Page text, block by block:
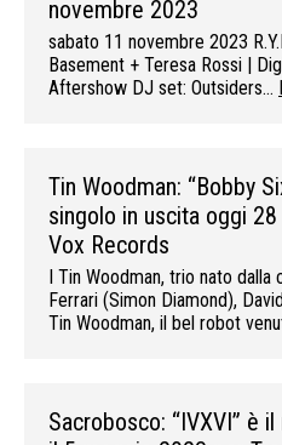
novembre 2023
sabato 11 novembre 2023
Basement + Teresa Rossi |
Aftershow DJ set: Outsiders…
Tin Woodman: “Bobby
singolo in uscita oggi
Vox Records
I Tin Woodman, trio nato
Ferrari (Simon Diamond),
Tin Woodman, il bel robot
Sacrobosco: “IVXVI” è